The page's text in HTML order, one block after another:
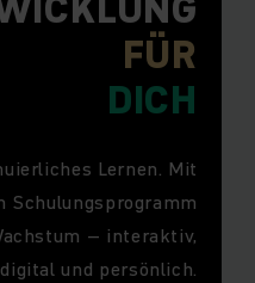
FÜR
DICH
Lernen. Mit
Schulungsprogramm
– interaktiv,
digital und persönlich.